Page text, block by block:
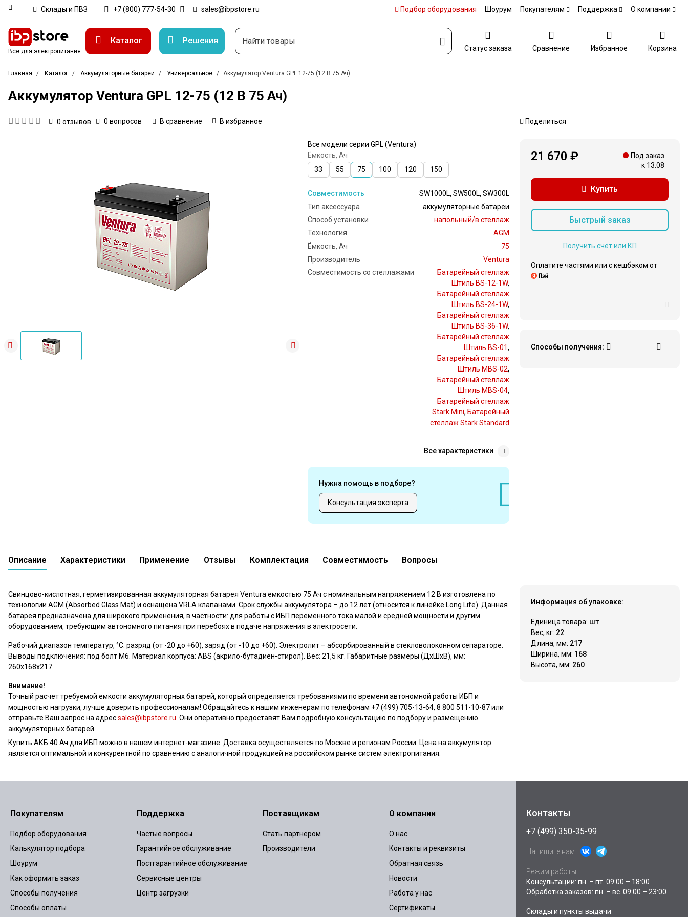
Склады и ПВЗ +7 (800) 777-54-30 sales@ibpstore.ru Подбор оборудования Шоурум Покупателям Поддержка О компании
Всё для электропитания
Каталог Решения
Статус заказа Сравнение Избранное Корзина
Главная Каталог Аккумуляторные батареи Универсальное Аккумулятор Ventura GPL 12-75 (12 В 75 Ач)
Аккумулятор Ventura GPL 12-75 (12 В 75 Ач)
0 отзывов 0 вопросов В сравнение В избранное Поделиться
Все модели серии GPL (Ventura)
Ёмкость, Ач
33
55 75 100 120 150
Совместимость
SW1000L, SW500L, SW300L
Тип аксессуара
аккумуляторные батареи
Способ установки
напольный/в стеллаж
Технология
AGM
Ёмкость, Ач
75
Производитель
Ventura
Совместимость со стеллажами
Батарейный стеллаж
Штиль BS-12-1W,
Батарейный стеллаж
Штиль BS-24-1W,
Батарейный стеллаж
Штиль BS-36-1W,
Батарейный стеллаж
Штиль BS-01,
Батарейный стеллаж
Штиль MBS-02,
Батарейный стеллаж
Штиль MBS-04,
Батарейный стеллаж
Stark Mini, Батарейный
стеллаж Stark Standard
Все характеристики
Нужна помощь в подборе?
Консультация эксперта
21 670 ₽
Под заказ
к 13.08
Купить
Быстрый заказ
Получить счёт или КП
Оплатите частями или c кешбэком от
Способы получения:
Аккумулятор Ventura GPL 12-75 (12 В 75 Ач)
Описание Характеристики Применение Отзывы Комплектация Совместимость Вопросы
Свинцово-кислотная, герметизированная аккумуляторная батарея Ventura емкостью 75 Ач с номинальным напряжением 12 В изготовлена по
технологии AGM (Absorbed Glass Mаt) и оснащена VRLA клапанами. Срок службы аккумулятора – до 12 лет (относится к линейке Long Lifе). Данная
батарея предназначена для широкого применения, в частности: для работы с ИБП переменного тока малой и средней мощности и другим
оборудованием, требующим автономного питания при перебоях в подаче напряжения в электросети.
Рабочий диапазон температур, °С: разряд (от -20 до +60), заряд (от -10 до +60). Электролит – абсорбированный в стекловолоконном сепараторе.
Выводы подключения: под болт М6. Материал корпуса: ABS (акрило-бутадиен-стирол). Вес: 21,5 кг. Габаритные размеры (ДхШхВ), мм:
260x168x217.
Внимание!
Точный расчет требуемой емкости аккумуляторных батарей, который определяется требованиями по времени автономной работы ИБП и
мощностью нагрузки, лучше доверить профессионалам! Обращайтесь к нашим инженерам по телефонам +7 (499) 705-13-64, 8 800 511-10-87 или
отправьте Ваш запрос на адресsales@ibpstore.ru . Они оперативно предоставят Вам подробную консультацию по подбору и размещению
аккумуляторных батарей.
Купить АКБ 40 Ач для ИБП можно в нашем интернет-магазине. Доставка осуществляется по Москве и регионам России. Цена на аккумулятор
является оптимальной и конкурентной по сравнению с аналогичной продукцией на российском рынке систем электропитания.
Информация об упаковке:
Единица товара: шт
Вес, кг: 22
Длина, мм: 217
Ширина, мм: 168
Высота, мм: 260
Покупателям
Подбор оборудования
Калькулятор подбора
Шоурум
Как оформить заказ
Способы получения
Способы оплаты
Поддержка
Частые вопросы
Гарантийное обслуживание
Постгарантийное обслуживание
Сервисные центры
Центр загрузки
Поставщикам
Стать партнером
Производители
О компании
О нас
Контакты и реквизиты
Обратная связь
Новости
Работа у нас
Сертификаты
Контакты
+7 (499) 350-35-99
Напишите нам:
Режим работы:
Консультации: пн. – пт. 09:00 – 18:00
Обработка заказов: пн. – вс. 09:00 – 23:00
Склады и пункты выдачи